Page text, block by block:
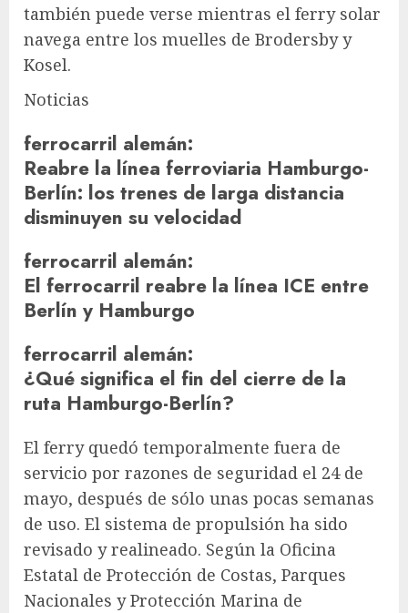
también puede verse mientras el ferry solar
navega entre los muelles de Brodersby y
Kosel.
Noticias
ferrocarril alemán:
Reabre la línea ferroviaria Hamburgo-
Berlín: los trenes de larga distancia
disminuyen su velocidad
ferrocarril alemán:
El ferrocarril reabre la línea ICE entre
Berlín y Hamburgo
ferrocarril alemán:
¿Qué significa el fin del cierre de la
ruta Hamburgo-Berlín?
El ferry quedó temporalmente fuera de
servicio por razones de seguridad el 24 de
mayo, después de sólo unas pocas semanas
de uso. El sistema de propulsión ha sido
revisado y realineado. Según la Oficina
Estatal de Protección de Costas, Parques
Nacionales y Protección Marina de